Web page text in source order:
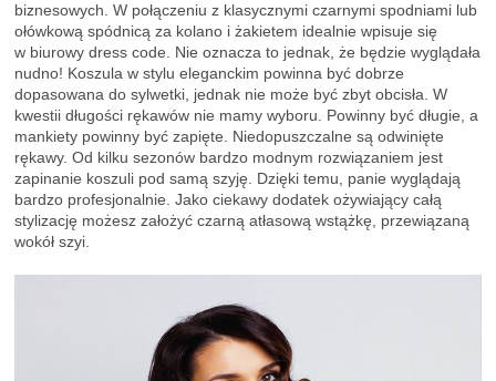
biznesowych. W połączeniu z klasycznymi czarnymi spodniami lub
ołówkową spódnicą za kolano i żakietem idealnie wpisuje się
w biurowy dress code. Nie oznacza to jednak, że będzie wyglądała
nudno! Koszula w stylu eleganckim powinna być dobrze
dopasowana do sylwetki, jednak nie może być zbyt obcisła. W
kwestii długości rękawów nie mamy wyboru. Powinny być długie, a
mankiety powinny być zapięte. Niedopuszczalne są odwinięte
rękawy. Od kilku sezonów bardzo modnym rozwiązaniem jest
zapinanie koszuli pod samą szyję. Dzięki temu, panie wyglądają
bardzo profesjonalnie. Jako ciekawy dodatek ożywiający całą
stylizację możesz założyć czarną atłasową wstążkę, przewiązaną
wokół szyi.